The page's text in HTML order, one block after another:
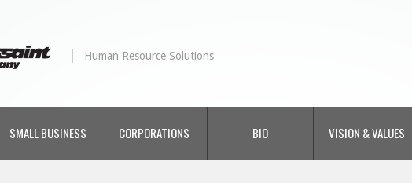
Human Resource Solutions
SMALL BUSINESS CORPORATIONS BIO VISION & VALUES